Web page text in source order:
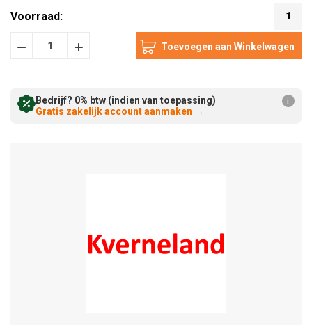
Voorraad:
1
HoeveelheidHoeveelheid
Bedrijf? 0% btw (indien van toepassing)
Gratis zakelijk account aanmaken →
i